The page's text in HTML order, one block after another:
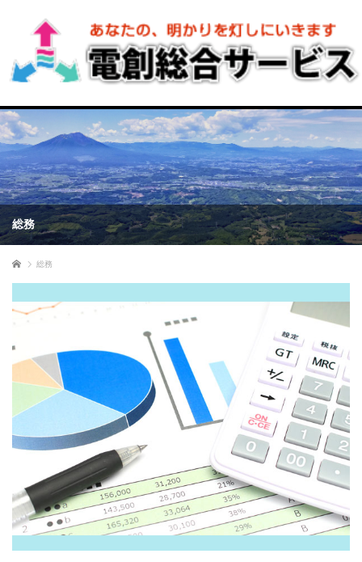
総務
ホーム 総務